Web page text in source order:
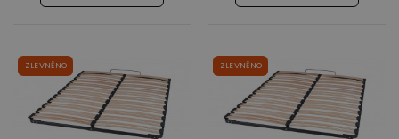
ZLEVNĚNO ZLEVNĚNO